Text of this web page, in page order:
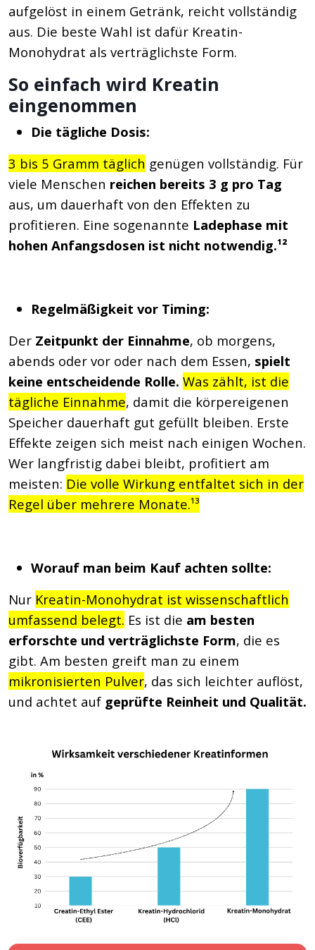
aufgelöst in einem Getränk, reicht vollständig
aus. Die beste Wahl ist dafür Kreatin-
Monohydrat als verträglichste Form.
So einfach wird Kreatin
eingenommen
Die tägliche Dosis:
3 bis 5 Gramm täglich genügen vollständig. Für
viele Menschen reichen bereits 3 g pro Tag
aus, um dauerhaft von den Effekten zu
profitieren. Eine sogenannte Ladephase mit
hohen Anfangsdosen ist nicht notwendig.¹²
Regelmäßigkeit vor Timing:
Der Zeitpunkt der Einnahme, ob morgens,
abends oder vor oder nach dem Essen, spielt
keine entscheidende Rolle. Was zählt, ist die
tägliche Einnahme, damit die körpereigenen
Speicher dauerhaft gut gefüllt bleiben. Erste
Effekte zeigen sich meist nach einigen Wochen.
Wer langfristig dabei bleibt, profitiert am
meisten: Die volle Wirkung entfaltet sich in der
Regel über mehrere Monate.¹³
Worauf man beim Kauf achten sollte:
Nur Kreatin-Monohydrat ist wissenschaftlich
umfassend belegt. Es ist die am besten
erforschte und verträglichste Form, die es
gibt. Am besten greift man zu einem
mikronisierten Pulver, das sich leichter auflöst,
und achtet auf geprüfte Reinheit und Qualität.